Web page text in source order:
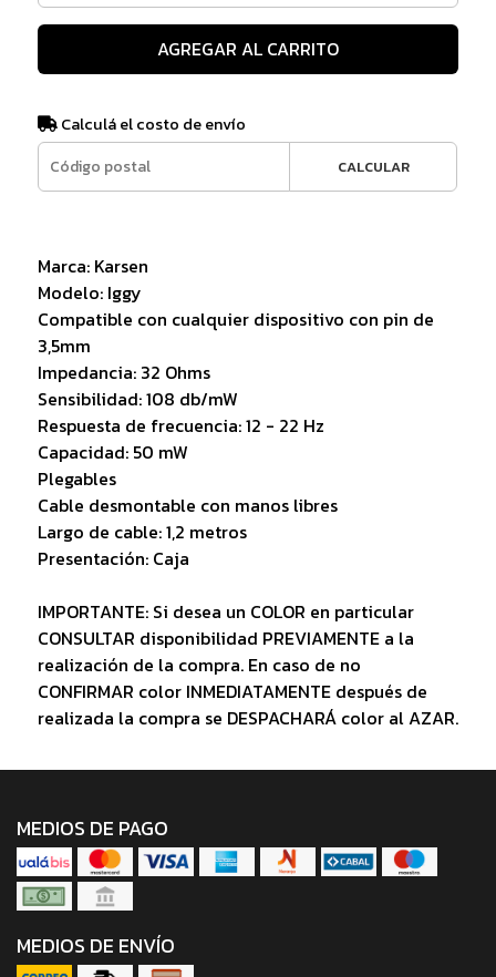
AGREGAR AL CARRITO
Calculá el costo de envío
CALCULAR
Marca: Karsen
Modelo: Iggy
Compatible con cualquier dispositivo con pin de
3,5mm
Impedancia: 32 Ohms
Sensibilidad: 108 db/mW
Respuesta de frecuencia: 12 - 22 Hz
Capacidad: 50 mW
Plegables
Cable desmontable con manos libres
Largo de cable: 1,2 metros
Presentación: Caja
IMPORTANTE: Si desea un COLOR en particular
CONSULTAR disponibilidad PREVIAMENTE a la
realización de la compra. En caso de no
CONFIRMAR color INMEDIATAMENTE después de
realizada la compra se DESPACHARÁ color al AZAR.
MEDIOS DE PAGO
MEDIOS DE ENVÍO